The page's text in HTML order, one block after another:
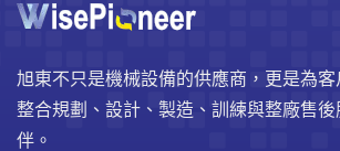
旭東不只是機械設備的供應商，更是為客
整合規劃、設計、製造、訓練與整廠售
伴。